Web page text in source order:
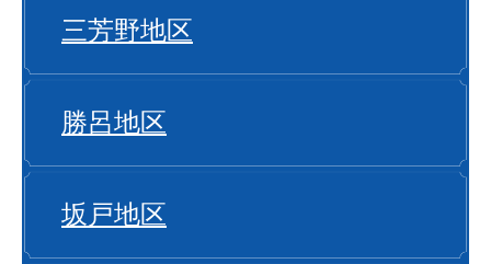
三芳野地区
勝呂地区
坂戸地区